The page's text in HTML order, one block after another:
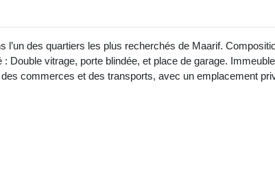
des quartiers les plus recherchés de Maarif.
vitrage, porte blindée, et place de garage.
commerces et des transports, avec un emplacement